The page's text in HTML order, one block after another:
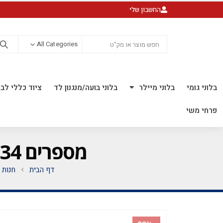
החשבון שלי
All Categories
בלוני גומי בלוני מיילר בלוני בועה/מנגנון לד ציוד כללי
פרחי משי
מספרים 34 אינץ' *מגיע בסיטונאות חבילה של 5 יח'*
דף הבית חנות